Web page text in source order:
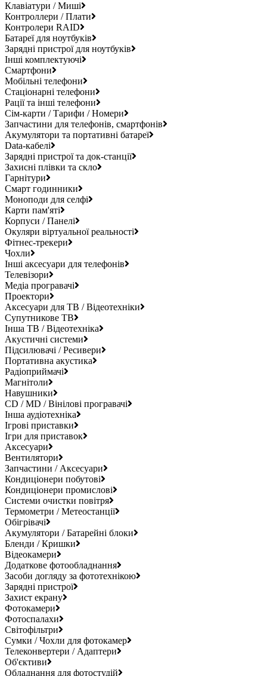
Клавіатури / Миші
Контроллери / Плати
Контролери RAID
Батареї для ноутбуків
Зарядні пристрої для ноутбуків
Інші комплектуючі
Смартфони
Мобільні телефони
Стаціонарні телефони
Рації та інші телефони
Сім-карти / Тарифи / Номери
Запчастини для телефонів, смартфонів
Акумулятори та портативні батареї
Data-кабелі
Зарядні пристрої та док-станції
Захисні плівки та скло
Гарнітури
Смарт годинники
Моноподи для селфі
Карти пам'яті
Корпуси / Панелі
Окуляри віртуальної реальності
Фітнес-трекери
Чохли
Інші аксесуари для телефонів
Телевізори
Медіа програвачі
Проектори
Аксесуари для ТВ / Відеотехніки
Супутникове ТВ
Інша ТВ / Відеотехніка
Акустичні системи
Підсилювачі / Ресивери
Портативна акустика
Радіоприймачі
Магнітоли
Навушники
CD / MD / Вінілові програвачі
Інша аудіотехніка
Ігрові приставки
Ігри для приставок
Аксесуари
Вентилятори
Запчастини / Аксесуари
Кондиціонери побутові
Кондиціонери промислові
Системи очистки повітря
Термометри / Метеостанції
Обігрівачі
Акумулятори / Батарейні блоки
Бленди / Кришки
Відеокамери
Додаткове фотообладнання
Засоби догляду за фототехнікою
Зарядні пристрої
Захист екрану
Фотокамери
Фотоспалахи
Світофільтри
Сумки / Чохли для фотокамер
Телеконвертери / Адаптери
Об'єктиви
Обладнання для фотостудій